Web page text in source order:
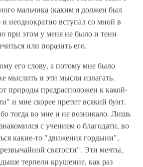
мальчика (каким я должен был
и неоднократно вступал со мной в
при этом у меня не было и тени
или поразить его.
его слову, а потому мне было
мыслить и эти мысли излагать.
природы предрасположен к какой-
и мне скорее претит всякий бунт.
тогда во мне и не возникало. Лишь
с учением о благодати, во
какие-то "движения гордыни",
святости". Эти мечты,
терпели крушение, как раз